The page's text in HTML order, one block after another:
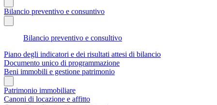
Bilancio preventivo e consuntivo
Bilancio preventivo e consultivo
Piano degli indicatori e dei risultati attesi di bilancio
Documento unico di programmazione
Beni immobili e gestione patrimonio
Patrimonio immobiliare
Canoni di locazione e affitto